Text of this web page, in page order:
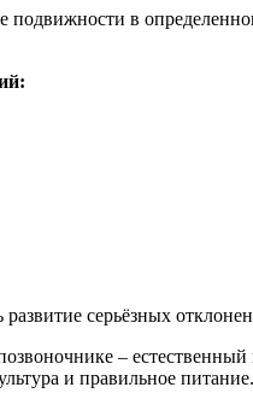
в
серьёзных
–
и правильное питание.